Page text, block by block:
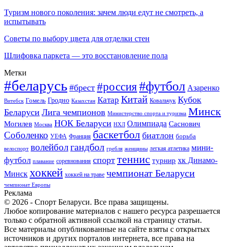
Туризм нового поколения: зачем люди едут не смотреть, а
испытывать
Советы по выбору цвета для отделки стен
Шлифовка паркета — это восстановление пола
Метки
#беларусь #брест #россия#футбол Азаренко
Витебск Гомель Гродно Казахстан Катар Китай Ковальчук Кубок
Беларуси Лига чемпионов Министерство спорта и туризма Минск
Могилев Москва НОК Беларуси НХЛ Олимпиада Саснович
Соболенко УЕФА Франция баскетбол биатлон борьба
велоспорт волейболгандбол гребля женщины легкая атлетика мини-
футбол плавание соревнования спорт теннис турнир хк Динамо-
Минск хоккей хоккей на траве чемпионат Беларуси
чемпионат Европы
Реклама
© 2026 - Спорт Беларуси. Все права защищены.
Любое копирование материалов с нашего ресурса разрешается
только с обратной активной ссылкой на страницу статьи.
Все материалы опубликованные на сайте взяты с открытых
источников и других порталов интернета, все права на